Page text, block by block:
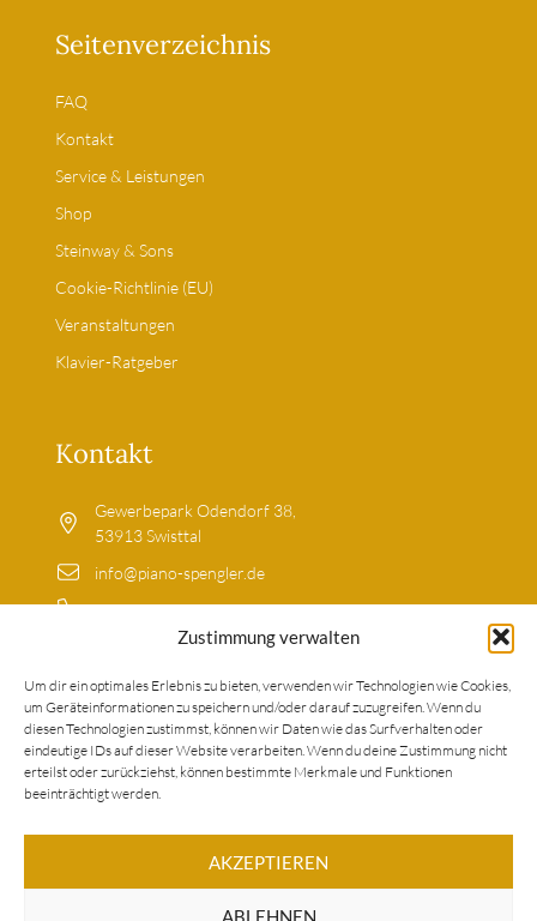
Zustimmung verwalten
Um dir ein optimales Erlebnis zu bieten, verwenden wir Technologien wie Cookies,
um Geräteinformationen zu speichern und/oder darauf zuzugreifen. Wenn du
diesen Technologien zustimmst, können wir Daten wie das Surfverhalten oder
eindeutige IDs auf dieser Website verarbeiten. Wenn du deine Zustimmung nicht
erteilst oder zurückziehst, können bestimmte Merkmale und Funktionen
beeinträchtigt werden.
AKZEPTIEREN
ABLEHNEN
Seitenverzeichnis
FAQ
Kontakt
Service & Leistungen
Shop
Steinway & Sons
Cookie-Richtlinie (EU)
Veranstaltungen
Klavier-Ratgeber
Kontakt
Gewerbepark Odendorf 38,
53913 Swisttal
info@piano-spengler.de
02255-9203699
0179-5213317
Wir haben keine festen Öffnungszeiten! Eine kurze
Terminabsprache ist wünschenswert. Nennen Sie uns
einfach über die genannten Kontaktmöglichkeiten Ihren
Wunschtermin.
MEIN KONTO